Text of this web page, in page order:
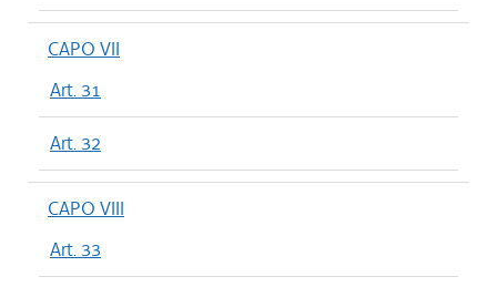
CAPO VII
Art. 31
Art. 32
CAPO VIII
Art. 33